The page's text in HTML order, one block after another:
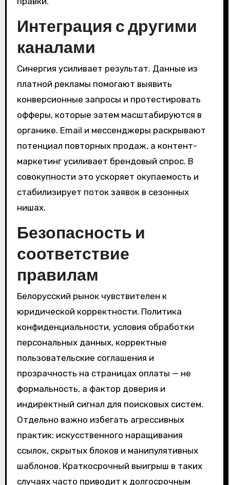
Интеграция с другими
каналами
Синергия усиливает результат. Данные из
платной рекламы помогают выявить
конверсионные запросы и протестировать
офферы, которые затем масштабируются в
органике. Email и мессенджеры раскрывают
потенциал повторных продаж, а контент-
маркетинг усиливает брендовый спрос. В
совокупности это ускоряет окупаемость и
стабилизирует поток заявок в сезонных
нишах.
Безопасность и
соответствие
правилам
Белорусский рынок чувствителен к
юридической корректности. Политика
конфиденциальности, условия обработки
персональных данных, корректные
пользовательские соглашения и
прозрачность на страницах оплаты — не
формальность, а фактор доверия и
индиректный сигнал для поисковых систем.
Отдельно важно избегать агрессивных
практик: искусственного наращивания
ссылок, скрытых блоков и манипулятивных
шаблонов. Краткосрочный выигрыш в таких
случаях часто приводит к долгосрочным